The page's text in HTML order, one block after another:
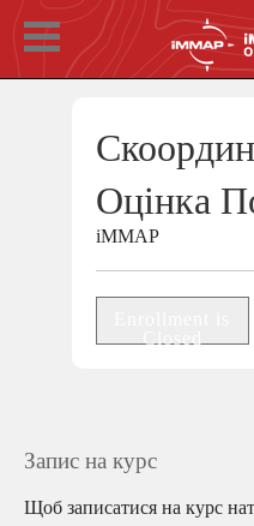
Оцінка
iMMAP
Запис на курс
Щоб записатися на курс